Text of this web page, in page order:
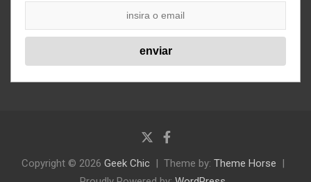
Copyright © 2026 Geek Chic Theme by: Theme Horse